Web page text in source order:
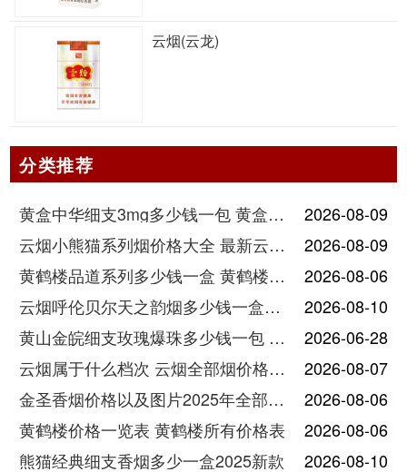
云烟(云龙)
分类推荐
黄盒中华细支3mg多少钱一包 黄盒中华细支3mg香烟价格查询
2026-08-09
云烟小熊猫系列烟价格大全 最新云烟小熊猫图片报价
2026-08-09
黄鹤楼品道系列多少钱一盒 黄鹤楼品道系列香烟价格表图片
2026-08-06
云烟呼伦贝尔天之韵烟多少钱一盒中支价格
2026-08-10
黄山金皖细支玫瑰爆珠多少钱一包 黄山金皖细支玫瑰爆珠2025最新价格
2026-06-28
云烟属于什么档次 云烟全部烟价格表大全
2026-08-07
金圣香烟价格以及图片2025年全部价格
2026-08-06
黄鹤楼价格一览表 黄鹤楼所有价格表
2026-08-06
熊猫经典细支香烟多少一盒2025新款
2026-08-10